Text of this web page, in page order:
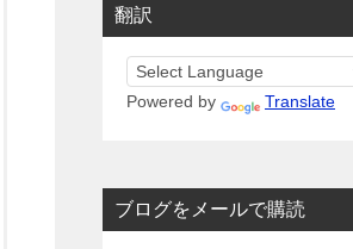
翻訳
Powered by Translate
ブログをメールで購読